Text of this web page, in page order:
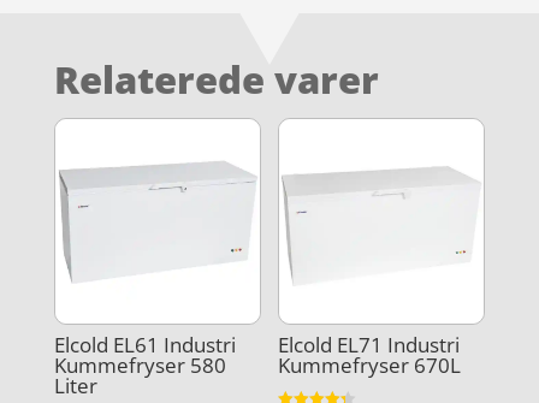
Relaterede varer
Elcold EL61 Industri
Kummefryser 580
Liter
Elcold EL71 Industri
Kummefryser 670L